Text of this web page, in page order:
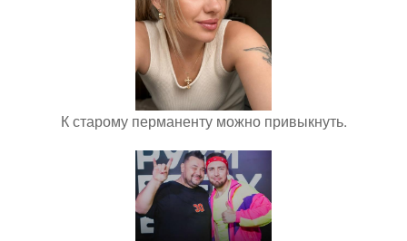
К старому перманенту можно привыкнуть.